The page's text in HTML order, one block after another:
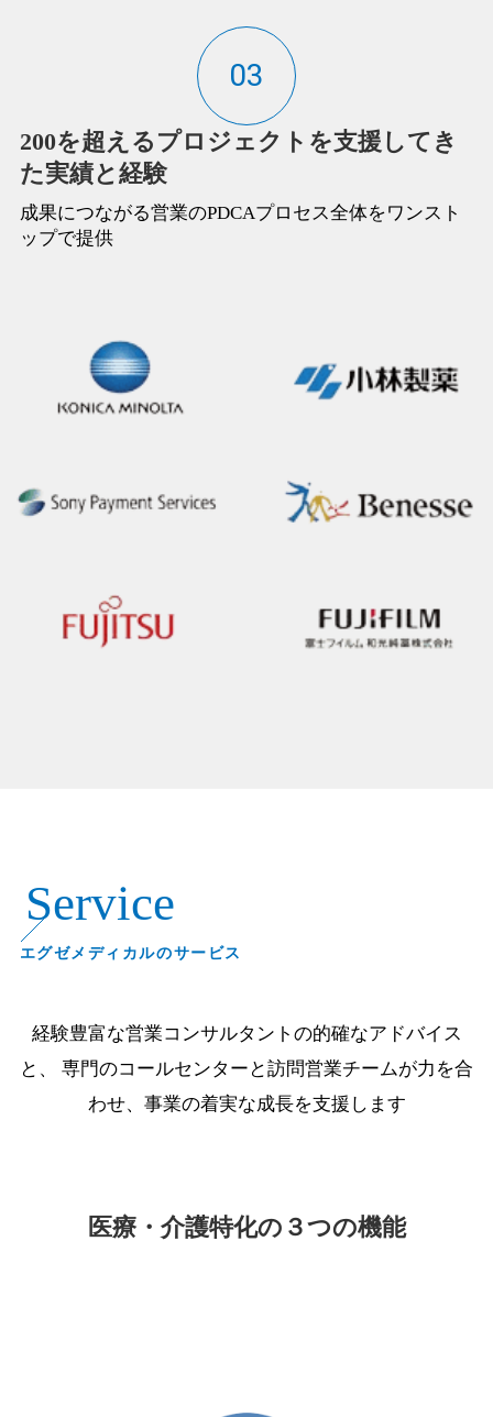
03
200を超えるプロジェクトを支援してき
た実績と経験
成果につながる営業のPDCAプロセス全体をワンスト
ップで提供
Service
エグゼメディカルのサービス
経験豊富な営業コンサルタントの的確なアドバイス
と、
専門のコールセンターと訪問営業チームが力を合
わせ、事業の着実な成長を支援します
医療・介護特化の３つの機能